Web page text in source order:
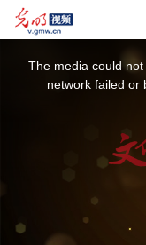
The media could
network failed or